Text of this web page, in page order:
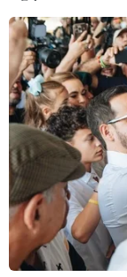
Điều gì tạo
dinh dưỡng
18/07/2026 01:00
Phân bổ ngân
khỏe và dân số:
khó khăn